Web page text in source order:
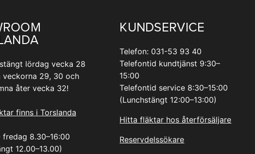
lördag vecka 28
veckorna 29, 30 och
åter vecka 32!
finns i Torslanda
fredag 8.30–16:00
12.00–13.00)
KUNDSERVICE
Telefon: 031-53 93 40
Telefontid kundtjänst 9:30–
15:00
Telefontid service 8:30–15:00
(Lunchstängt 12:00–13:00)
Hitta fläktar hos återförsäljare
Reservdelssökare